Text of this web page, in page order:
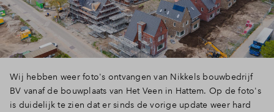
Wij hebben weer foto's ontvangen van Nikkels bouwbedrijf
BV vanaf de bouwplaats van Het Veen in Hattem. Op de foto's
is duidelijk te zien dat er sinds de vorige update weer hard